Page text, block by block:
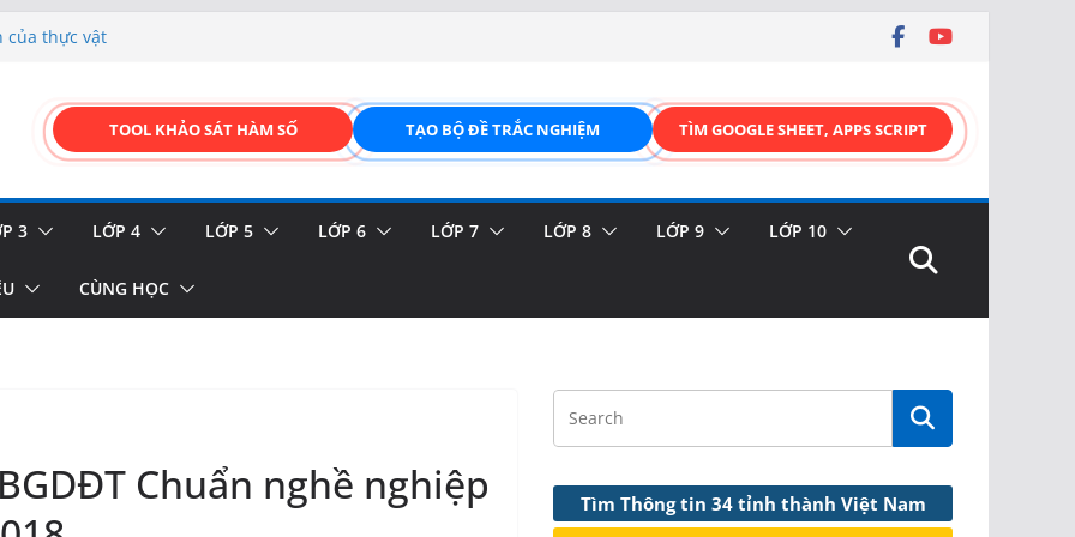
liệu – Thêm, tìm, sửa,
DIỆN ĐỈNH CAO &
ONLINE KÉO THẢ –
và biển báo giao thông
TOOL KHẢO SÁT HÀM SỐ TẠO BỘ ĐỀ TRẮC NGHIỆM TÌM GOOGLE SHEET, APPS SCRIPT
3 LỚP 4 LỚP 5 LỚP 6 LỚP 7 LỚP 8 LỚP 9 LỚP 10
CÙNG HỌC
Chuẩn nghề nghiệp
Tìm Thông tin 34 tỉnh thành Việt Nam